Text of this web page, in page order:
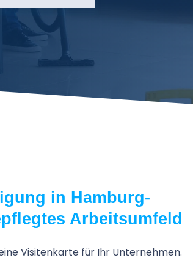
in Hamburg-
Arbeitsumfeld
Visitenkarte für Ihr Unternehmen.